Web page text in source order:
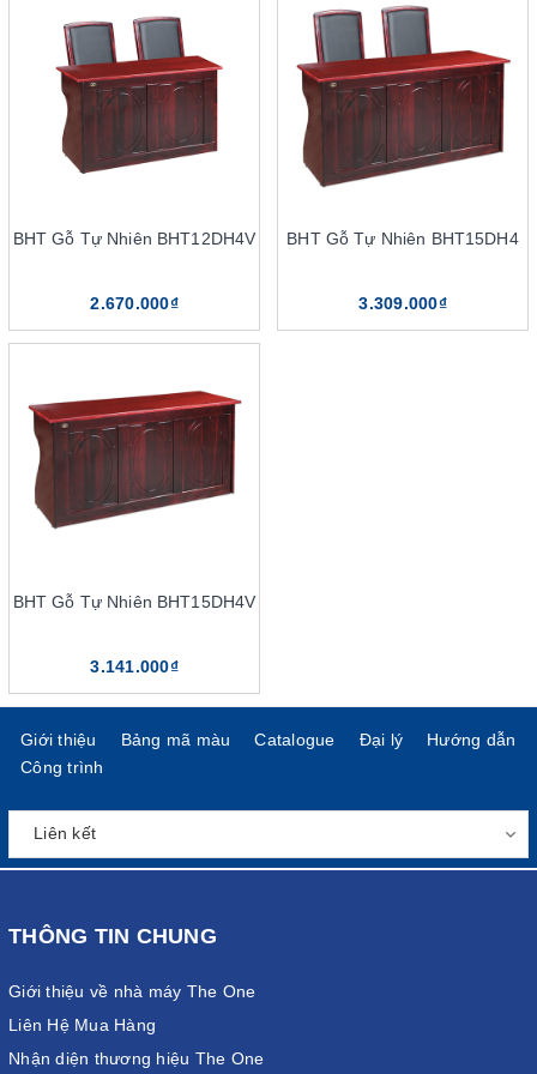
sự sang trọng, tuổi thọ lâu dài. Tuy nhiên, giá thành bàn hội
trường gỗ tự nhiên cũng sẽ cao hơn khá nhiều. Còn với các dòng
bàn từ gỗ công nghiệp, khung chân sắt lại có nhiều kiểu dáng,
màu sắc hơn. Hơn thế nữa, sản phẩm cũng có giá thành rẻ hơn
khá nhiều so với dòng bàn gỗ tự nhiên. Dù là chất liệu gỗ công
nghiệp nhưng sản phẩm của The One vẫn có độ bền, tuổi thọ
nhiều người tin dùng. Sản phẩm được sản xuất trên dây chuyền
chắc luôn được đảm bảo, tuổi thọ bàn có thể lên đến 15 năm.
Nếu như biết bảo quản, sử dụng bàn đúng cách thì tuổi thọ sản
phẩm còn cao hơn nữa. Không những vậy, sản phẩm nội thất của
The One còn được hãng bảo hành lên đến 12 tháng. Chính vì
thế, quý khách có thể yên tâm về độ bền, chất lượng của sản
Giá thành bàn hội trường phải
BHT Gỗ Tự Nhiên BHT12DH4V
2.670.000₫
BHT Gỗ Tự Nhiên BHT15DH4
3.309.000₫
BHT Gỗ Tự Nhiên BHT15DH4V
3.141.000₫
Giới thiệu Bảng mã màu Catalogue Đại lý
Hướng dẫn
Công trình
THÔNG TIN CHUNG
Giới thiệu về nhà máy The One
Liên Hệ Mua Hàng
Nhận diện thương hiệu The One